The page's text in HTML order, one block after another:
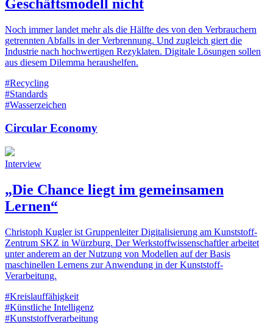
Geschäftsmodell nicht
Noch immer landet mehr als die Hälfte des von den Verbrauchern
getrennten Abfalls in der Verbrennung. Und zugleich giert die
Industrie nach hochwertigen Rezyklaten. Digitale Lösungen sollen
aus diesem Dilemma heraushelfen.
#Recycling
#Standards
#Wasserzeichen
Circular Economy
Interview
„Die Chance liegt im gemeinsamen
Lernen“
Christoph Kugler ist Gruppenleiter Digitalisierung am Kunststoff-
Zentrum SKZ in Würzburg. Der Werkstoffwissenschaftler arbeitet
unter anderem an der Nutzung von Modellen auf der Basis
maschinellen Lernens zur Anwendung in der Kunststoff-
Verarbeitung.
#Kreislauffähigkeit
#Künstliche Intelligenz
#Kunststoffverarbeitung